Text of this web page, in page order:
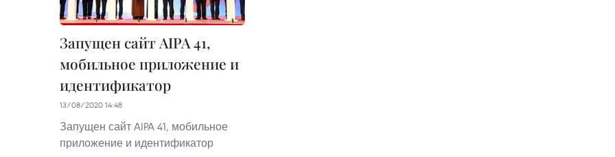
Запущен сайт AIPA 41,
мобильное приложение и
идентификатор
13/08/2020 14:48
Запущен сайт AIPA 41, мобильное
приложение и идентификатор